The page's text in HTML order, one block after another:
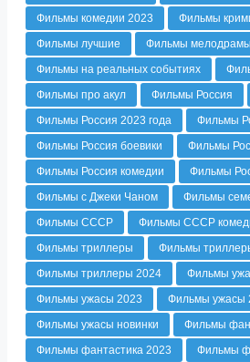
Фильмы комедии 2023
Фильмы
Фильмы лучшие
Фильмы мелодрамы
Фильмы на реальных событиях
Фильмы про акул
Фильмы Россия
Фильмы Россия 2023 года
Фильмы
Фильмы Россия боевики
Фильмы
Фильмы Россия комедии
Фильмы
Фильмы с Джеки Чаном
Фильмы
Фильмы СССР
Фильмы СССР
Фильмы триллеры
Фильмы
Фильмы триллеры 2024
Фильмы
Фильмы ужасы 2023
Фильмы ужасы
Фильмы ужасы новинки
Фильмы
Фильмы фантастика 2023
Фильмы